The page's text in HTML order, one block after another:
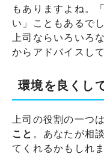
もありますよね。
い」こともあるで
上司ならいろいろ
からアドバイスし
環境を良くし
上司の役割の一つは
こと 。あなたが相
てくれるかもしれ